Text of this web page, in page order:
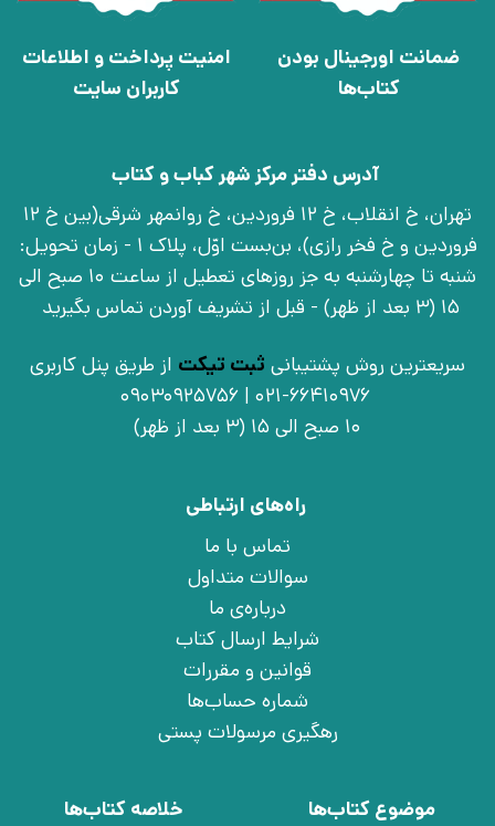
ضمانت اورجینال بودن
کتاب‌ها
امنیت پرداخت و اطلاعات
کاربران سایت
آدرس دفتر مرکز شهر کباب و کتاب
تهران، خ انقلاب، خ 12 فروردین، خ روانمهر شرقی(بین خ 12
فروردین و خ فخر رازی)، بن‌بست اوّل، پلاک 1 - زمان تحویل:
شنبه تا چهارشنبه به جز روزهای تعطیل از ساعت 10 صبح الی
15 (3 بعد از ظهر) - قبل از تشریف آوردن تماس بگیرید
سریعترین روش پشتیبانی ثبت تیکت از طریق پنل کاربری
021-66410976 | 09030925756
10 صبح الی 15 (3 بعد از ظهر)
راه‌های ارتباطی
تماس با ما
سوالات متداول
درباره‌ی ما
شرایط ارسال کتاب
قوانین و مقررات
شماره حساب‌ها
رهگیری مرسولات پستی
موضوع کتاب‌ها
خلاصه کتاب‌ها